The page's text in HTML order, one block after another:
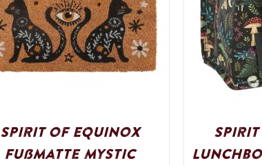
Spirit of Equinox
Fußmatte Mystic